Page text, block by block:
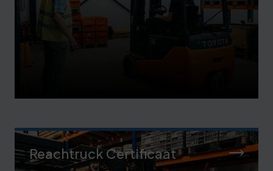
Reachtruck Certificaat